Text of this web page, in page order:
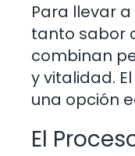
Para llevar
tanto sabor
combinan
y vitalidad.
una opción
El